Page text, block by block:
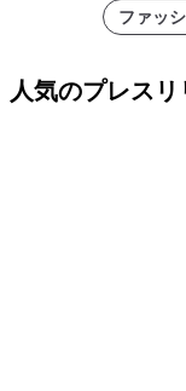
ファッ
人気のプレスリ